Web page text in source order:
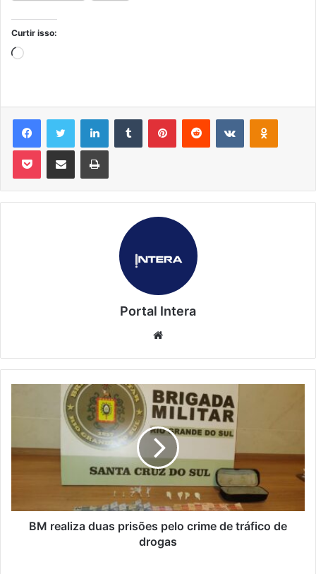
Curtir isso:
Carregando...
FacebookTwitter LinkedinTumblr PinterestReddit VK OK
Pocket Compartilhar via e-mail Imprimir
Portal Intera
BM realiza duas prisões pelo crime de tráfico de
drogas